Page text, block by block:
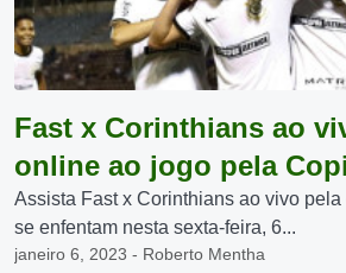
Fast x Corinthians ao
online ao jogo pela
Assista Fast x Corinthians ao vivo
se enfentam nesta sexta-feira, 6...
janeiro 6, 2023 - Roberto Mentha